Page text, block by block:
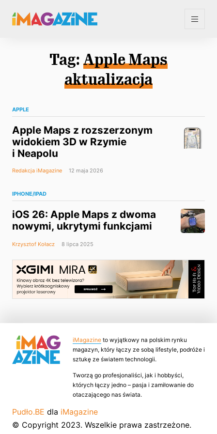
Tag: Apple Maps
aktualizacja
APPLE
Apple Maps z rozszerzonym
widokiem 3D w Rzymie
i Neapolu
Redakcja iMagazine 12 maja 2026
IPHONE/IPAD
iOS 26: Apple Maps z dwoma
nowymi, ukrytymi funkcjami
Krzysztof Kołacz 8 lipca 2025
iMagazine to wyjątkowy na polskim rynku
magazyn, który łączy ze sobą lifestyle, podróże i
sztukę ze światem technologii.
Tworzą go profesjonaliści, jak i hobbyści,
których łączy jedno – pasja i zamiłowanie do
otaczającego nas świata.
Pudło.BE dla iMagazine
© Copyright 2023. Wszelkie prawa zastrzeżone.